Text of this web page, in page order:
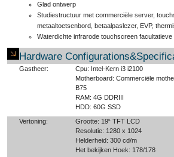
Glad ontwerp
Studiestructuur met commerciële server,
metaaltoetsenbord, betaalpaslezer, EVP,
Waterdichte infrarode touchscreen facultatieve
Hardware
Gastheer:
Cpu: Intel-Kern i3 i2100
Motherboard: Commerciële
B75
RAM: 4G DDRIII
HDD: 60G SSD
Vertoning:
Grootte: 19“ TFT LCD
Resolutie: 1280 x 1024
Helderheid: 300 cd/m
Het bekijken Hoek: 178/178